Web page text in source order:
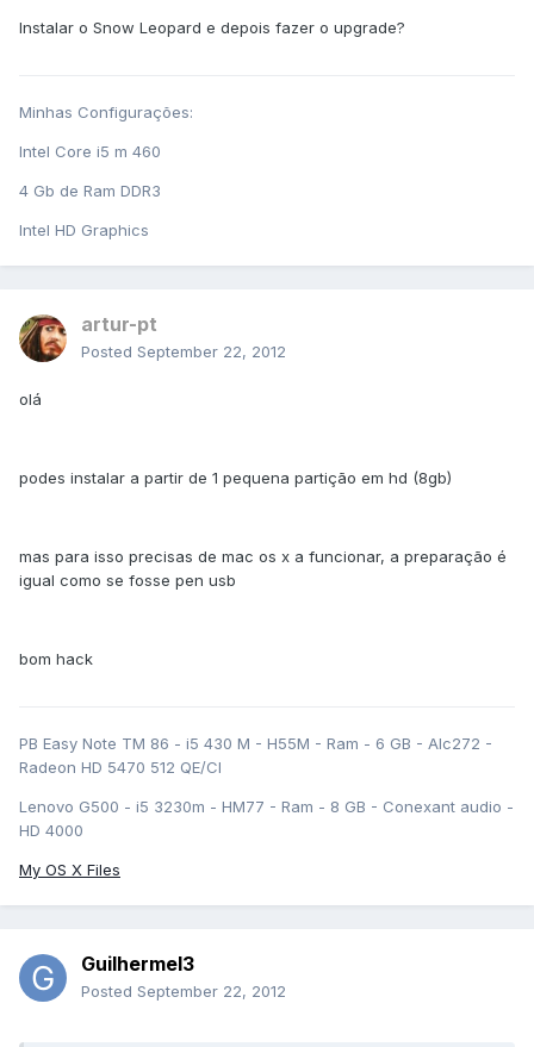
Instalar o Snow Leopard e depois fazer o upgrade?
Minhas Configurações:
Intel Core i5 m 460
4 Gb de Ram DDR3
Intel HD Graphics
artur-pt
Posted September 22, 2012
olá
podes instalar a partir de 1 pequena partição em hd (8gb)
mas para isso precisas de mac os x a funcionar, a preparação é
igual como se fosse pen usb
bom hack
PB Easy Note TM 86 - i5 430 M - H55M - Ram - 6 GB - Alc272 -
Radeon HD 5470 512 QE/CI
Lenovo G500 - i5 3230m - HM77 - Ram - 8 GB - Conexant audio -
HD 4000
My OS X Files
Guilhermel3
Posted September 22, 2012